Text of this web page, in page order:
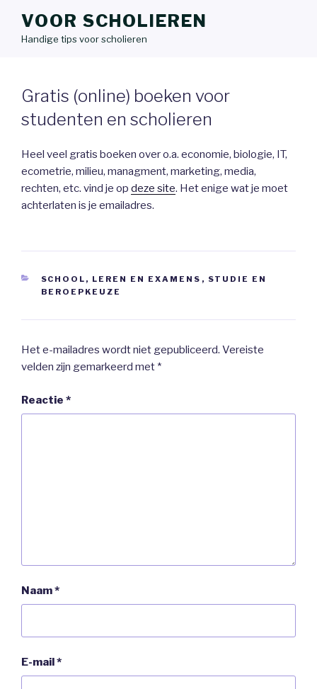
VOOR SCHOLIEREN
Handige tips voor scholieren
Gratis (online) boeken voor
studenten en scholieren
Heel veel gratis boeken over o.a. economie, biologie, IT,
ecometrie, milieu, managment, marketing, media,
rechten, etc. vind je op deze site. Het enige wat je moet
achterlaten is je emailadres.
CATEGORIEËN
SCHOOL, LEREN EN EXAMENS , STUDIE EN
BEROEPKEUZE
Het e-mailadres wordt niet gepubliceerd. Vereiste
velden zijn gemarkeerd met *
Reactie *
Naam*
E-mail*